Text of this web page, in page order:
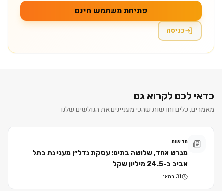
פתיחת משתמש חינם
כניסה
כדאי לכם לקרוא גם
מאמרים, כלים וחדשות שהכי מעניינים את הגולשים שלנו
חדשות
מגרש אחד, שלושה בתים: עסקת נדל״ן מעניינת בתל
אביב ב-24.5 מיליון שקל
31 במאי